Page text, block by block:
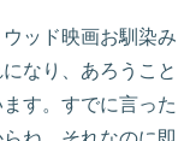
ッド映画お馴染み
なり、あろうこと
す。すでに言った